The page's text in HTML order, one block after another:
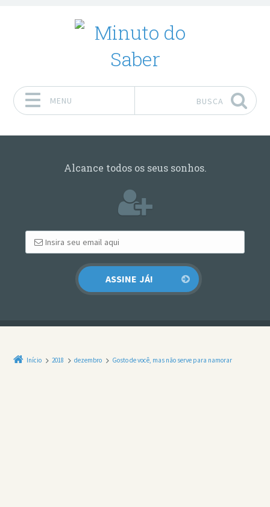
MENU BUSCA
Alcance todos os seus sonhos.
Início 2018 dezembro Gosto de você, mas não serve para namorar